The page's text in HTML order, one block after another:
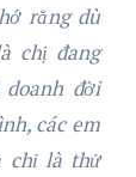
rằng dù
chị đang
đời
các em
chỉ là thử